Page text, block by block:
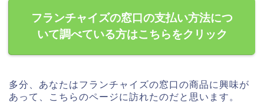
フランチャイズの窓口の支払い方法につ
いて調べている方はこちらをクリック
多分、あなたはフランチャイズの窓口の商品に興味が
あって、こちらのページに訪れたのだと思います。